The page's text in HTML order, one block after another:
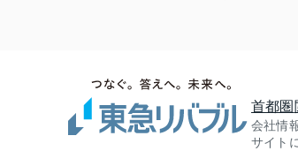
首都圏
会社情
サイト